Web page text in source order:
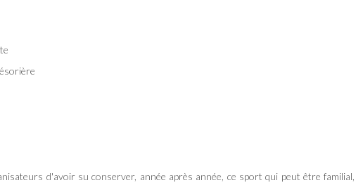
d'avoir su conserver, année après année, ce sport qui peut être familial,